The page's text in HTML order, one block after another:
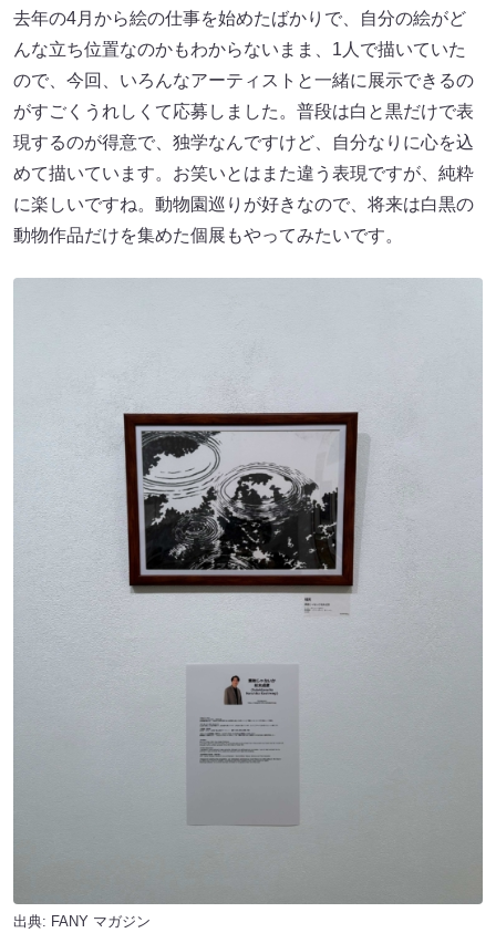
去年の4月から絵の仕事を始めたばかりで、自分の絵がど
んな立ち位置なのかもわからないまま、1人で描いていた
ので、今回、いろんなアーティストと一緒に展示できるの
がすごくうれしくて応募しました。普段は白と黒だけで表
現するのが得意で、独学なんですけど、自分なりに心を込
めて描いています。お笑いとはまた違う表現ですが、純粋
に楽しいですね。動物園巡りが好きなので、将来は白黒の
動物作品だけを集めた個展もやってみたいです。
出典: FANY マガジン